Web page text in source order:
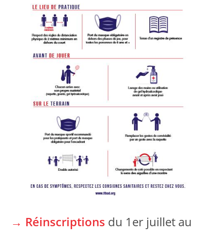
→ Réinscriptions du 1er juillet au